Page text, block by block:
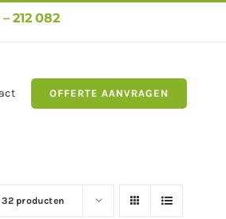
212 082
OFFERTE AANVRAGEN
32 producten